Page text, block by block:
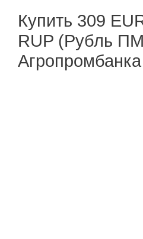
Купить 309
RUP (Рубль
Агропромбанка